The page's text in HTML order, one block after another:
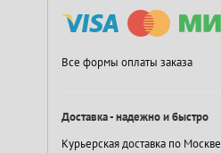
Все формы оплаты заказа
Доставка - надежно и быстро
Курьерская доставка по Москве